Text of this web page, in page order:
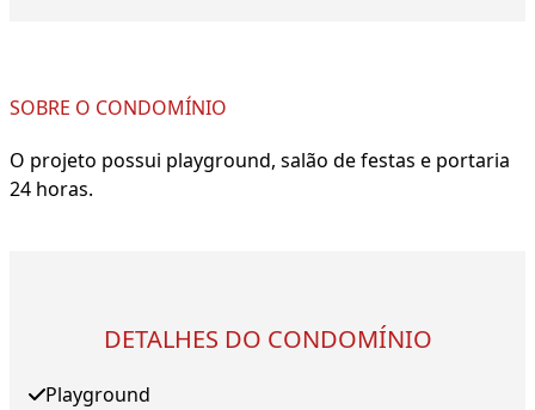
SOBRE O CONDOMÍNIO
O projeto possui playground, salão de festas e portaria
24 horas.
DETALHES DO CONDOMÍNIO
Playground